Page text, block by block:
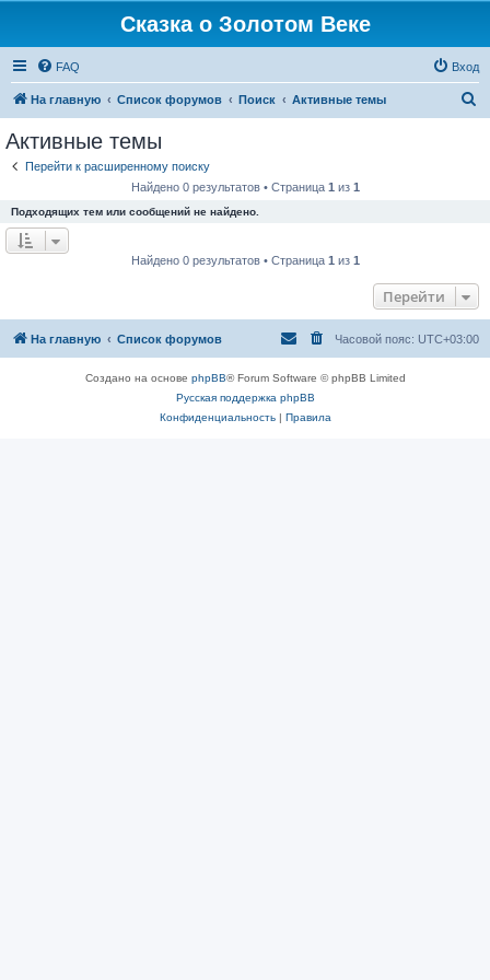
Сказка о Золотом Веке
FAQ Вход
На главную Список форумов Поиск Активные темы
Активные темы
Перейти к расширенному поиску
Найдено 0 результатов • Страница 1 из 1
Подходящих тем или сообщений не найдено.
Найдено 0 результатов • Страница 1 из 1
Перейти
На главную Список форумов Часовой пояс: UTC+03:00
Создано на основе phpBB® Forum Software © phpBB Limited
Русская поддержка phpBB
Конфиденциальность| Правила